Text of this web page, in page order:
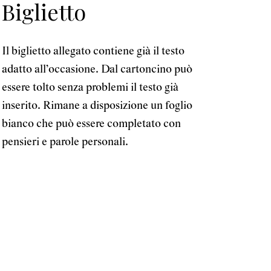
Biglietto
Il biglietto allegato contiene già il testo
adatto all’occasione. Dal cartoncino può
essere tolto senza problemi il testo già
inserito. Rimane a disposizione un foglio
bianco che può essere completato con
pensieri e parole personali.